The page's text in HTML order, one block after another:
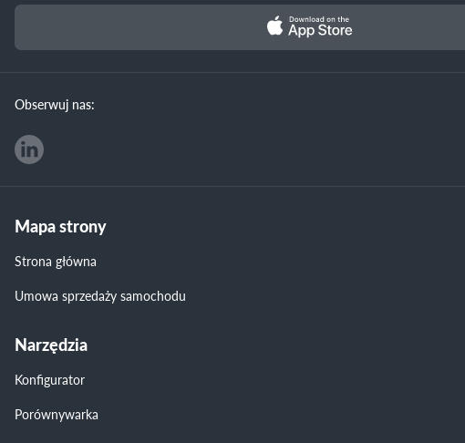
Obserwuj nas:
Mapa strony
Strona główna
Umowa sprzedaży samochodu
Narzędzia
Konfigurator
Porównywarka